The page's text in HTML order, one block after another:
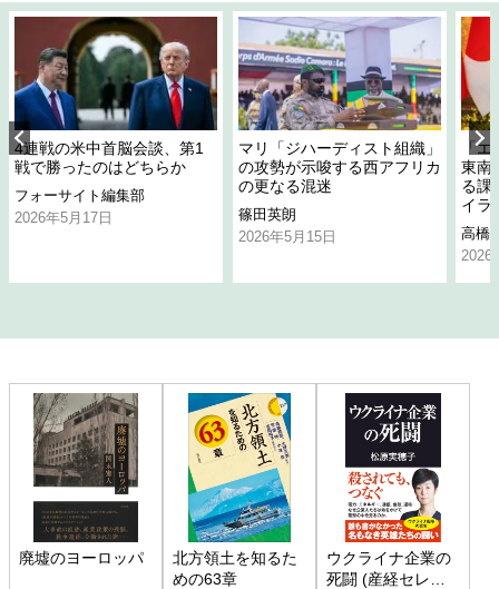
4連戦の米中首脳会談、第1
戦で勝ったのはどちらか
フォーサイト編集部
2026年5月17日
マリ「ジハーディスト組織」
の攻勢が示唆する西アフリカ
の更なる混迷
篠田英朗
2026年5月15日
「
東南
る課
イラ
高橋
2026
廃墟のヨーロッパ
北方領土を知るた
めの63章
ウクライナ企業の
死闘 (産経セレク